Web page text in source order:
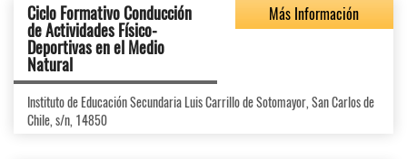
Ciclo Formativo Conducción
de Actividades Físico-
Deportivas en el Medio
Natural
Más Información
Instituto de Educación Secundaria Luis Carrillo de Sotomayor, San Carlos de
Chile, s/n, 14850